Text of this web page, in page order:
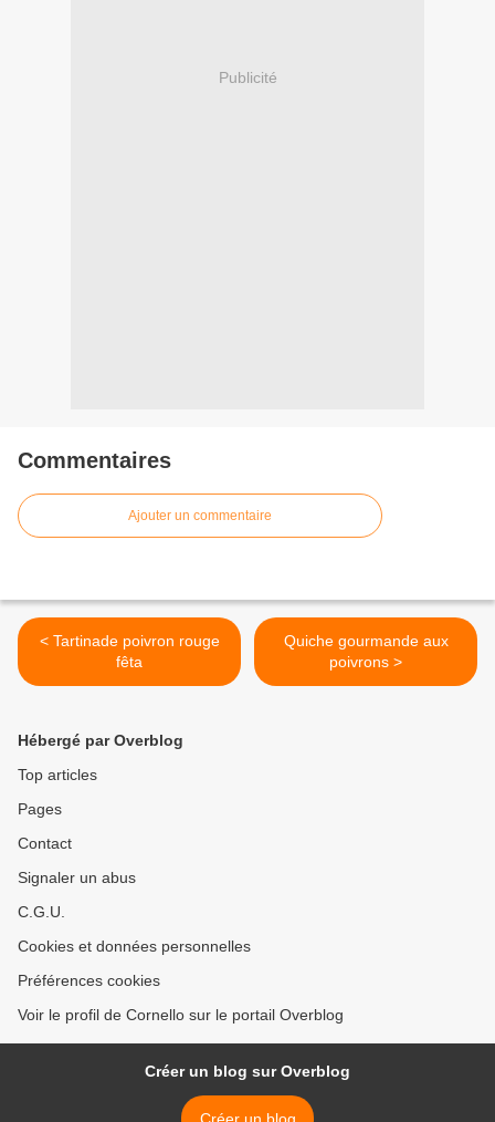
Publicité
Commentaires
Ajouter un commentaire
< Tartinade poivron rouge
fêta
Quiche gourmande aux
poivrons >
Hébergé par Overblog
Top articles
Pages
Contact
Signaler un abus
C.G.U.
Cookies et données personnelles
Préférences cookies
Voir le profil de Cornello sur le portail Overblog
Créer un blog sur Overblog